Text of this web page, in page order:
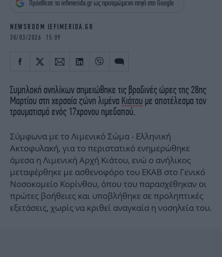
iBOOKS
ΖΩΔΙΑ
MEDIA
NEWSLETTER
Πρόσθεσε το iefimerida.gr ως προτιμώμενη πηγή στη Google
NEWSROOM IEFIMERIDA.GR
30/03/2026 15:09
Συμπλοκή ανηλίκων σημειώθηκε τις βραδινές ώρες της 28ης
Μαρτίου στη χερσαία ζώνη λιμένα Κιάτου με αποτέλεσμα τον
τραυματισμό ενός 17χρονου ημεδαπού.
Σύμφωνα με το Λιμενικό Σώμα - Ελληνική
Ακτοφυλακή, για το περιστατικό ενημερώθηκε
άμεσα η Λιμενική Αρχή Κιάτου, ενώ ο ανήλικος
μεταφέρθηκε με ασθενοφόρο του ΕΚΑΒ στο Γενικό
Νοσοκομείο Κορίνθου, όπου του παρασχέθηκαν οι
πρώτες βοήθειες και υποβλήθηκε σε προληπτικές
εξετάσεις, χωρίς να κριθεί αναγκαία η νοσηλεία του.